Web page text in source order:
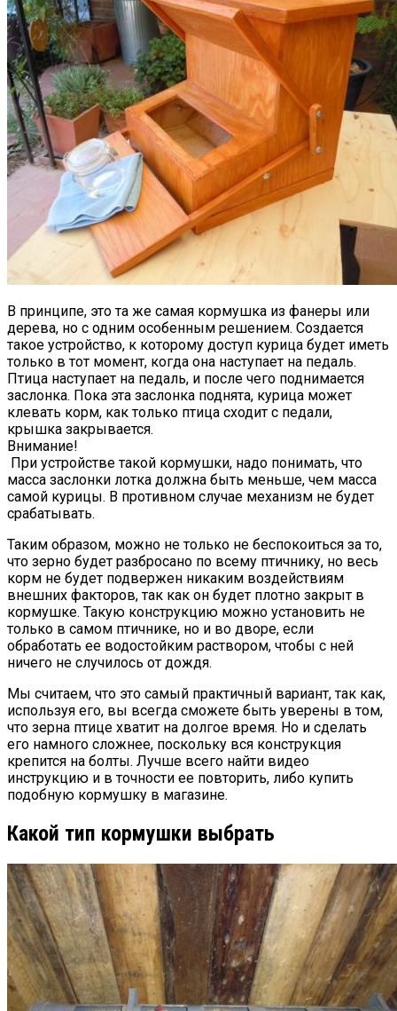
В принципе, это та же самая кормушка из фанеры или
дерева, но с одним особенным решением. Создается
такое устройство, к которому доступ курица будет иметь
только в тот момент, когда она наступает на педаль.
Птица наступает на педаль, и после чего поднимается
заслонка. Пока эта заслонка поднята, курица может
клевать корм, как только птица сходит с педали,
крышка закрывается.
Внимание!
При устройстве такой кормушки, надо понимать, что
масса заслонки лотка должна быть меньше, чем масса
самой курицы. В противном случае механизм не будет
срабатывать.
Таким образом, можно не только не беспокоиться за то,
что зерно будет разбросано по всему птичнику, но весь
корм не будет подвержен никаким воздействиям
внешних факторов, так как он будет плотно закрыт в
кормушке. Такую конструкцию можно установить не
только в самом птичнике, но и во дворе, если
обработать ее водостойким раствором, чтобы с ней
ничего не случилось от дождя.
Мы считаем, что это самый практичный вариант, так как,
используя его, вы всегда сможете быть уверены в том,
что зерна птице хватит на долгое время. Но и сделать
его намного сложнее, поскольку вся конструкция
крепится на болты. Лучше всего найти видео
инструкцию и в точности ее повторить, либо купить
подобную кормушку в магазине.
Какой тип кормушки выбрать